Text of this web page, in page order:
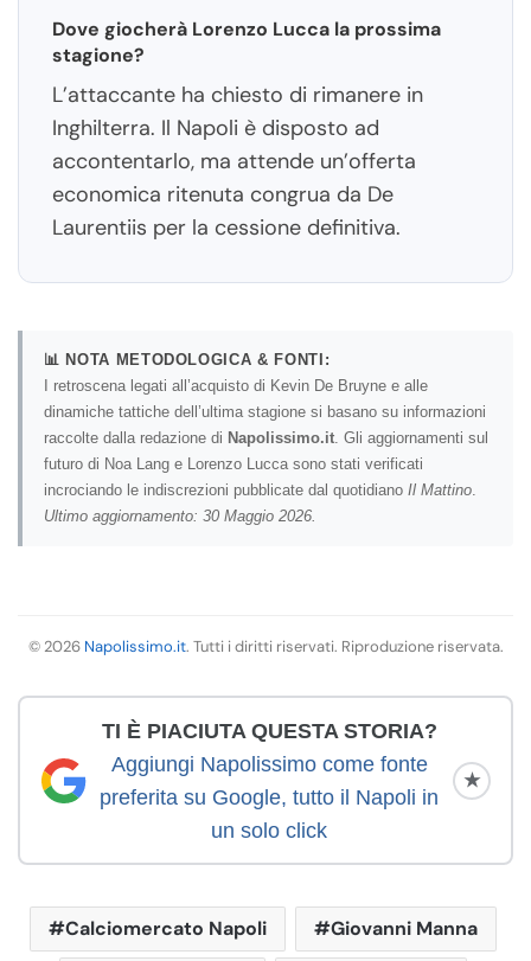
Dove giocherà Lorenzo Lucca la prossima
stagione?
L’attaccante ha chiesto di rimanere in
Inghilterra. Il Napoli è disposto ad
accontentarlo, ma attende un’offerta
economica ritenuta congrua da De
Laurentiis per la cessione definitiva.
📊 NOTA METODOLOGICA & FONTI:
I retroscena legati all’acquisto di Kevin De Bruyne e alle
dinamiche tattiche dell’ultima stagione si basano su informazioni
raccolte dalla redazione di Napolissimo.it. Gli aggiornamenti sul
futuro di Noa Lang e Lorenzo Lucca sono stati verificati
incrociando le indiscrezioni pubblicate dal quotidiano Il Mattino.
Ultimo aggiornamento: 30 Maggio 2026.
© 2026 Napolissimo.it. Tutti i diritti riservati. Riproduzione riservata.
TI È PIACIUTA QUESTA STORIA?
Aggiungi Napolissimo come fonte
preferita su Google, tutto il Napoli in
un solo click
★
Calciomercato Napoli Giovanni Manna